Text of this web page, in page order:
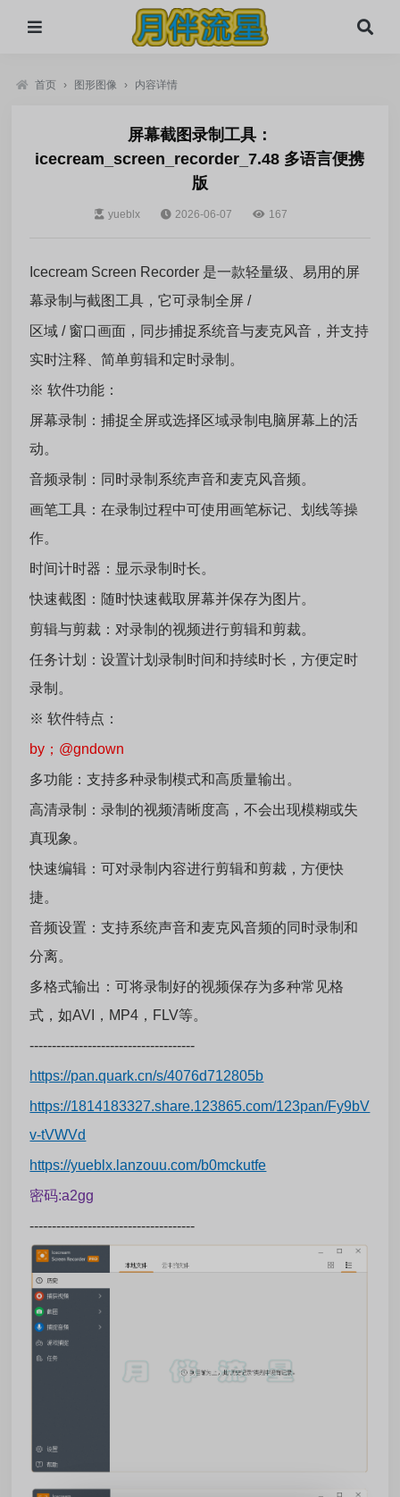
首页 › 图形图像 › 内容详情
屏幕截图录制工具：
icecream_screen_recorder_7.48 多语言便携
版
yueblx 2026-06-07 167
Icecream Screen Recorder 是一款轻量级、易用的屏
幕录制与截图工具，它可录制全屏 /
区域 / 窗口画面，同步捕捉系统音与麦克风音，并支持
实时注释、简单剪辑和定时录制。
※ 软件功能：
屏幕录制：捕捉全屏或选择区域录制电脑屏幕上的活
动。
音频录制：同时录制系统声音和麦克风音频。
画笔工具：在录制过程中可使用画笔标记、划线等操
作。
时间计时器：显示录制时长。
快速截图：随时快速截取屏幕并保存为图片。
剪辑与剪裁：对录制的视频进行剪辑和剪裁。
任务计划：设置计划录制时间和持续时长，方便定时
录制。
※ 软件特点：
by；@gndown
多功能：支持多种录制模式和高质量输出。
高清录制：录制的视频清晰度高，不会出现模糊或失
真现象。
快速编辑：可对录制内容进行剪辑和剪裁，方便快
捷。
音频设置：支持系统声音和麦克风音频的同时录制和
分离。
多格式输出：可将录制好的视频保存为多种常见格
式，如AVI，MP4，FLV等。
-------------------------------------
https://pan.quark.cn/s/4076d712805b
https://1814183327.share.123865.com/123pan/Fy9bV
v-tVWVd
https://yueblx.lanzouu.com/b0mckutfe
密码:a2gg
-------------------------------------